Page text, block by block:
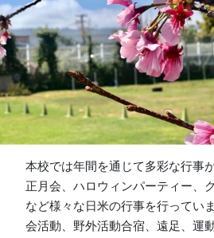
本校では年間を通じて多彩な行事
正月会、ハロウィンパーティー、
など様々な日米の行事を行ってい
会活動、野外活動合宿、遠足、運